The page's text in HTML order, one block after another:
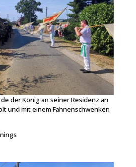
der König an seiner Residenz an
und mit einem Fahnenschwenken